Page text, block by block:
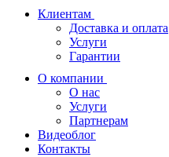
Клиентам
Доставка и оплата
Услуги
Гарантии
О компании
О нас
Услуги
Партнерам
Видеоблог
Контакты